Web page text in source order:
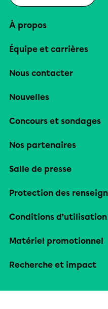
À propos
Équipe et carrières
Nous contacter
Nouvelles
Concours et sondages
Nos partenaires
Salle de presse
Protection des
Conditions d’utilisation
Matériel promotionnel
Recherche et impact